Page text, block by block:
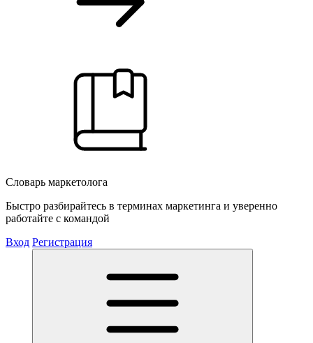
Словарь маркетолога
Быстро разбирайтесь в терминах маркетинга и уверенно
работайте с командой
Вход Регистрация